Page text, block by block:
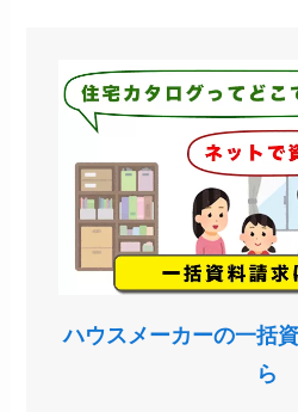
ハウスメーカーの一括
ら